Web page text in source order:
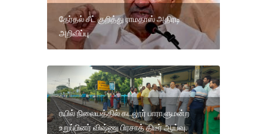
தேர்தல் சீட் குறித்து ராமதாஸ் அதிரடி
அறிவிப்பு
ரயில் நிலையத்தில் கடலூர் பாராளுமன்ற
உறுப்பினர் விஷ்ணு பிரசாத் திடீர் ஆய்வு.